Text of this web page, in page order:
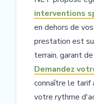
interventions
en dehors de
prestation est
terrain, garant
Demandez
connaître le tarif
votre rythme